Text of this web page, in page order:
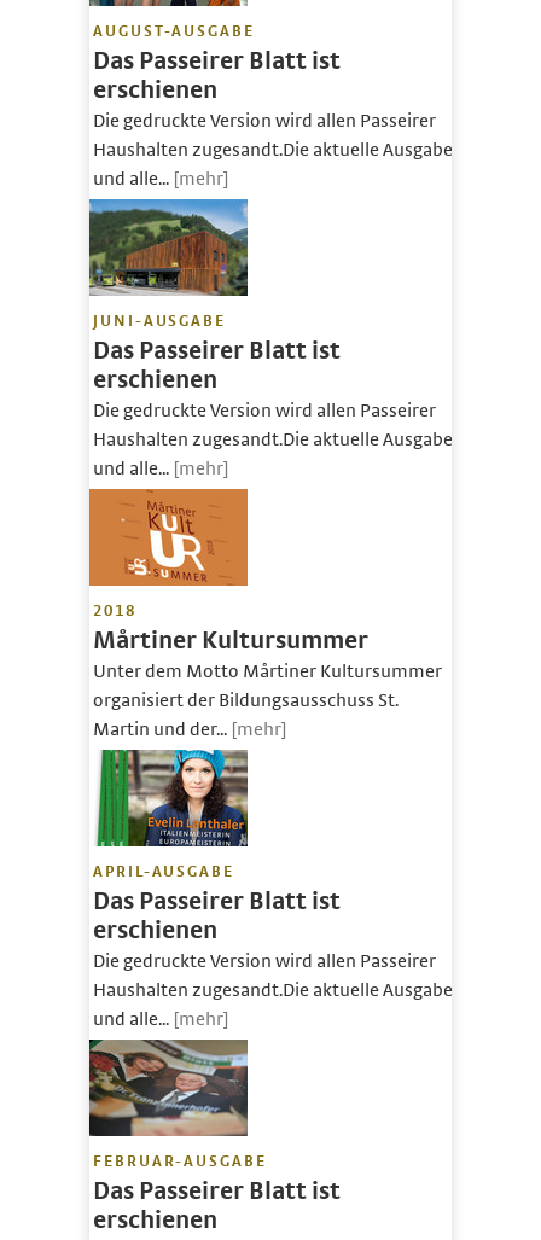
AUGUST-AUSGABE
Das Passeirer Blatt ist
erschienen
Die gedruckte Version wird allen Passeirer
Haushalten zugesandt.Die aktuelle Ausgabe
und alle... [mehr]
JUNI-AUSGABE
Das Passeirer Blatt ist
erschienen
Die gedruckte Version wird allen Passeirer
Haushalten zugesandt.Die aktuelle Ausgabe
und alle... [mehr]
2018
Mårtiner Kultursummer
Unter dem Motto Mårtiner Kultursummer
organisiert der Bildungsausschuss St.
Martin und der... [mehr]
APRIL-AUSGABE
Das Passeirer Blatt ist
erschienen
Die gedruckte Version wird allen Passeirer
Haushalten zugesandt.Die aktuelle Ausgabe
und alle... [mehr]
FEBRUAR-AUSGABE
Das Passeirer Blatt ist
erschienen